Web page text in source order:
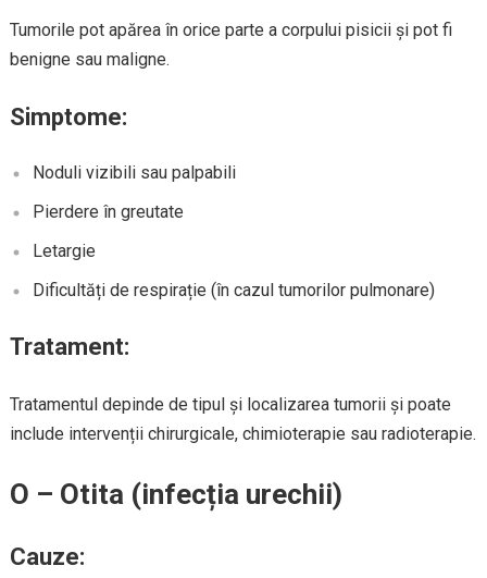
Tumorile pot apărea în orice parte a corpului pisicii și pot fi
benigne sau maligne.
Simptome:
Noduli vizibili sau palpabili
Pierdere în greutate
Letargie
Dificultăți de respirație (în cazul tumorilor pulmonare)
Tratament:
Tratamentul depinde de tipul și localizarea tumorii și poate
include intervenții chirurgicale, chimioterapie sau radioterapie.
O – Otita (infecția urechii)
Cauze: